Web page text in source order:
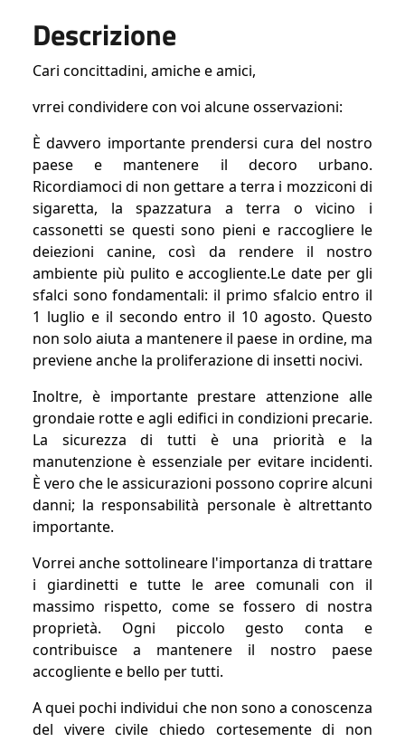
Descrizione
Cari concittadini, amiche e amici,
vrrei condividere con voi alcune osservazioni:
È davvero importante prendersi cura del nostro
paese e mantenere il decoro urbano.
Ricordiamoci di non gettare a terra i mozziconi di
sigaretta, la spazzatura a terra o vicino i
cassonetti se questi sono pieni e raccogliere le
deiezioni canine, così da rendere il nostro
ambiente più pulito e accogliente.Le date per gli
sfalci sono fondamentali: il primo sfalcio entro il
1 luglio e il secondo entro il 10 agosto. Questo
non solo aiuta a mantenere il paese in ordine, ma
previene anche la proliferazione di insetti nocivi.
Inoltre, è importante prestare attenzione alle
grondaie rotte e agli edifici in condizioni precarie.
La sicurezza di tutti è una priorità e la
manutenzione è essenziale per evitare incidenti.
È vero che le assicurazioni possono coprire alcuni
danni; la responsabilità personale è altrettanto
importante.
Vorrei anche sottolineare l'importanza di trattare
i giardinetti e tutte le aree comunali con il
massimo rispetto, come se fossero di nostra
proprietà. Ogni piccolo gesto conta e
contribuisce a mantenere il nostro paese
accogliente e bello per tutti.
A quei pochi individui che non sono a conoscenza
del vivere civile chiedo cortesemente di non